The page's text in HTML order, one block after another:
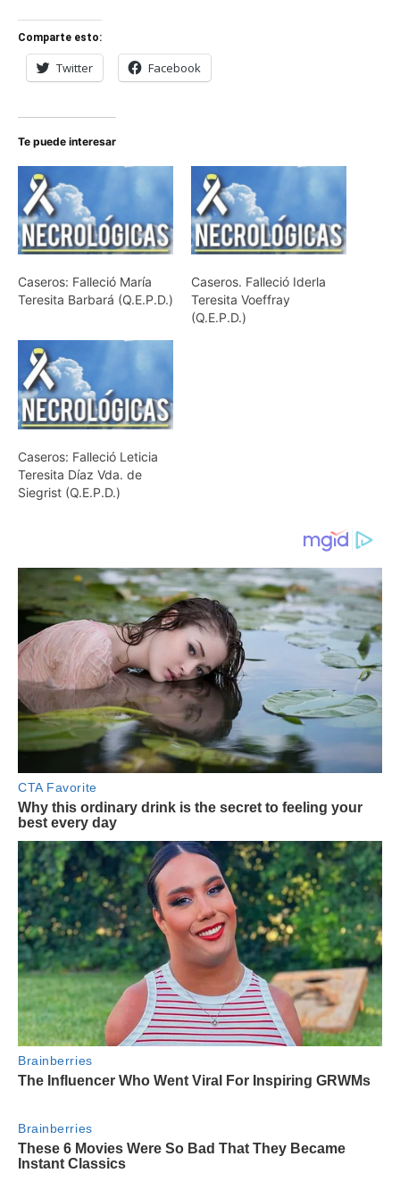
Comparte esto:
Twitter Facebook
Te puede interesar
Caseros: Falleció María
Teresita Barbará (Q.E.P.D.)
Caseros. Falleció Iderla
Teresita Voeffray
(Q.E.P.D.)
Caseros: Falleció Leticia
Teresita Díaz Vda. de
Siegrist (Q.E.P.D.)